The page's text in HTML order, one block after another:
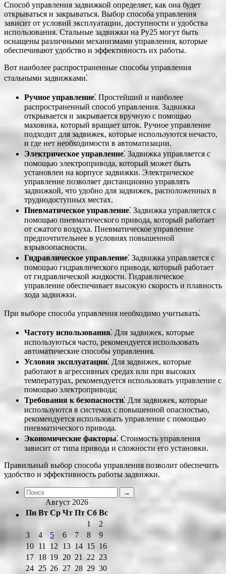
Способ управления задвижкой определяет, как она будет
открываться и закрываться. Выбор способа управления
зависит от условий эксплуатации, доступности и удобства
использования. Стальные задвижки на Ру25 могут быть
оснащены различными механизмами управления, которые
обеспечивают удобство и эффективность их работы.
Вот наиболее распространенные способы управления
стальными задвижками⁚
Ручное управление⁚ Простейший и наиболее
распространенный способ управления. Задвижка
открывается и закрывается вручную с помощью
маховика, который вращает шток. Ручное управление
подходит для задвижек, которые используются нечасто,
и где нет необходимости в автоматизации.
Электрическое управление⁚ Задвижка управляется с
помощью электропривода, который может быть
установлен на корпусе задвижки. Электрическое
управление позволяет дистанционно управлять
задвижкой, что удобно для задвижек, расположенных в
труднодоступных местах.
Пневматическое управление⁚ Задвижка управляется с
помощью пневматического привода, который работает
от сжатого воздуха. Пневматическое управление
предпочтительнее в условиях повышенной
взрывоопасности.
Гидравлическое управление⁚ Задвижка управляется с
помощью гидравлического привода, который работает
от гидравлической жидкости. Гидравлическое
управление обеспечивает высокую скорость и плавность
хода задвижки.
При выборе способа управления необходимо учитывать⁚
Частоту использования⁚ Для задвижек, которые
используються часто, рекомендуется использовать
автоматические способы управления.
Условия эксплуатации⁚ Для задвижек, которые
работают в агрессивных средах или при высоких
температурах, рекомендуется использовать управление с
помощью электропривода;
Требования к безопасности⁚ Для задвижек, которые
используются в системах с повышенной опасностью,
рекомендуется использовать управление с помощью
пневматического привода.
Экономические факторы⁚ Стоимость управления
зависит от типа привода и сложности его установки.
Правильный выбор способа управления позволит обеспечить
удобство и эффективность работы задвижки.
Август 2026
Пн Вт Ср Чт Пт Сб Вс
1
2
3
4 5 6 7 8
9
10 11 12 13 14 15 16
17 18 19 20 21 22 23
24 25 26 27 28 29 30